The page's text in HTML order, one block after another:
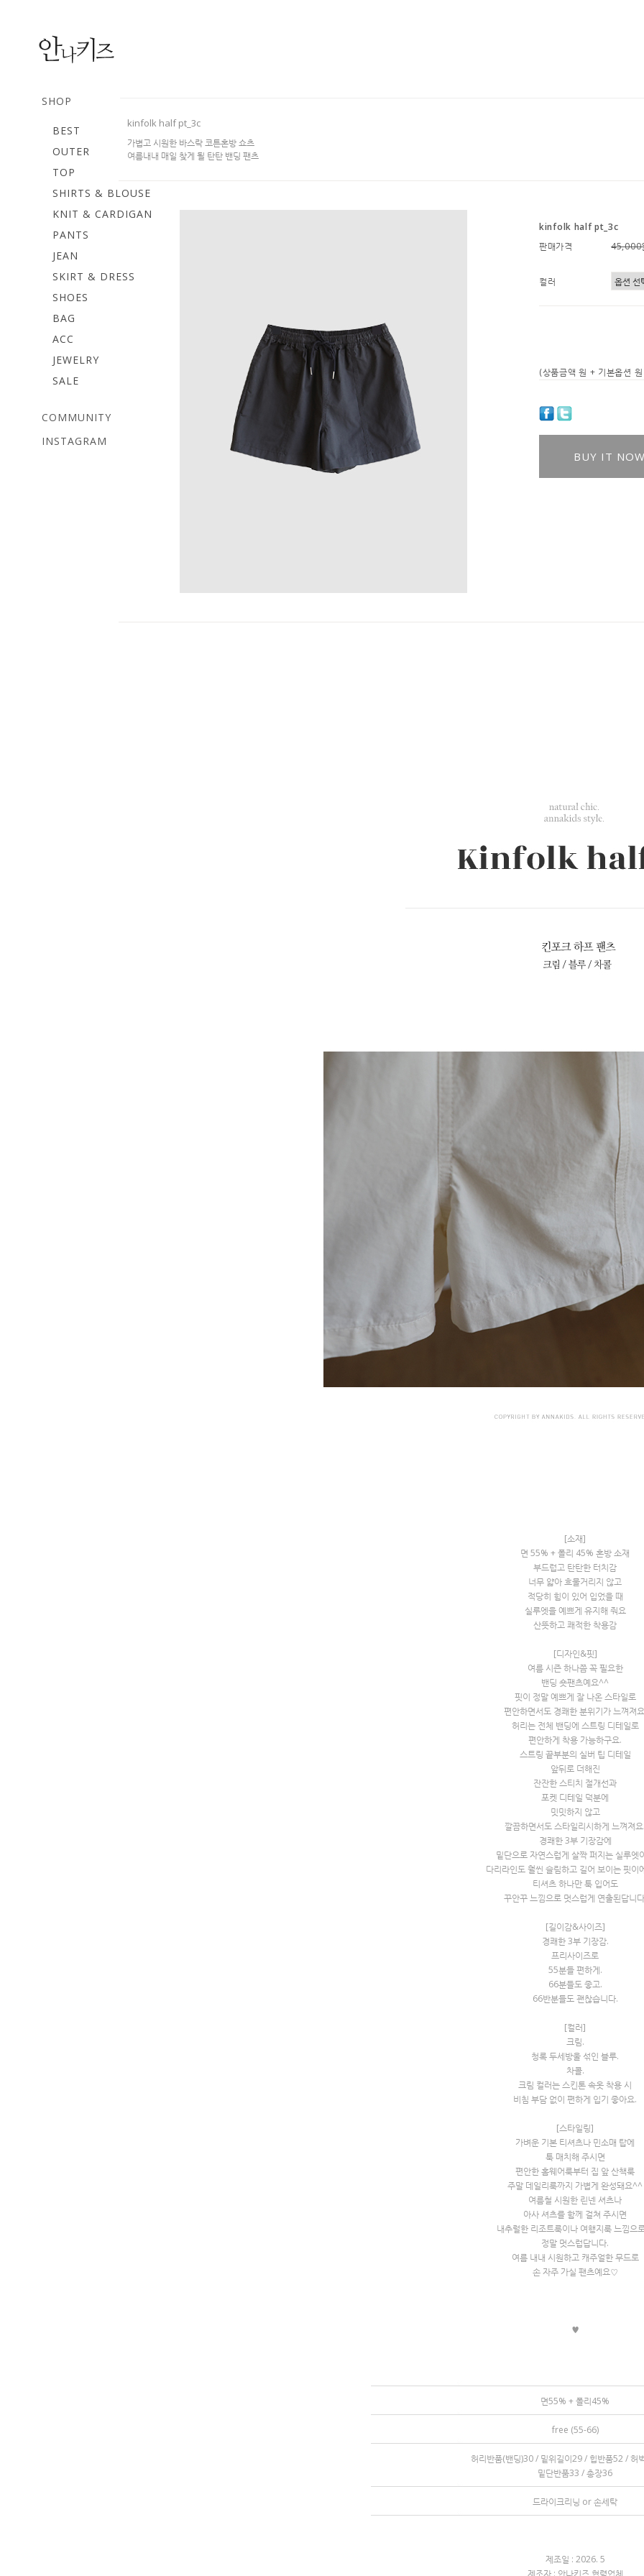
SHOP
BEST
OUTER
TOP
SHIRTS & BLOUSE
KNIT & CARDIGAN
PANTS
JEAN
SKIRT & DRESS
SHOES
BAG
ACC
JEWELRY
SALE
COMMUNITY
INSTAGRAM
kinfolk half pt_3c
가볍고 시원한 바스락 코튼혼방 쇼츠
여름내내 매일 찾게 될 탄탄 밴딩 팬츠
kinfolk half pt_3c
판매가격
45,000
컬러
(상품금액원 + 기본옵션
BUY IT NOW
[소재]
면 55% + 폴리 45% 혼방 소재
부드럽고 탄탄한 터치감
너무 얇아 흐물거리지 않고
적당히 힘이 있어 입었을 때
실루엣을 예쁘게 유지해 줘요
산뜻하고 쾌적한 착용감
[디자인&핏]
여름 시즌 하나쯤 꼭 필요한
밴딩 숏팬츠예요^^
핏이 정말 예쁘게 잘 나온 스타일로
편안하면서도 경쾌한 분위기가 느껴져
허리는 전체 밴딩에 스트링 디테일로
편안하게 착용 가능하구요.
스트링 끝부분의 실버 팁 디테일
앞뒤로 더해진
잔잔한 스티치 절개선과
포켓 디테일 덕분에
밋밋하지 않고
깔끔하면서도 스타일리시하게 느껴져요.
경쾌한 3부 기장감에
밑단으로 자연스럽게 살짝 퍼지는 실루엣
다리라인도 훨씬 슬림하고 길어 보이는 핏이
티셔츠 하나만 툭 입어도
꾸안꾸 느낌으로 멋스럽게 연출된답니
[길이감&사이즈]
경쾌한 3부 기장감.
프리사이즈로
55분들 편하게.
66분들도 좋고.
66반분들도 괜찮습니다.
[컬러]
크림.
청록 두세방울 섞인 블루.
차콜.
크림 컬러는 스킨톤 속옷 착용 시
비침 부담 없이 편하게 입기 좋아요.
[스타일링]
가벼운 기본 티셔츠나 민소매 탑에
툭 매치해 주시면
편안한 홈웨어룩부터 집 앞 산책룩
주말 데일리룩까지 가볍게 완성돼요^^
여름철 시원한 린넨 셔츠나
아사 셔츠를 함께 걸쳐 주시면
내추럴한 리조트룩이나 여행지룩 느낌으
정말 멋스럽답니다.
여름 내내 시원하고 캐주얼한 무드로
손 자주 가실 팬츠예요♡
♥
면55% + 폴리45%
free (55-66)
허리반품(밴딩)30 / 밑위길이29 / 힙반품52 / 허
밑단반품33 / 총장36
드라이크리닝 or 손세탁
제조일 : 2026. 5
제조자 : 안나키즈 협력업체